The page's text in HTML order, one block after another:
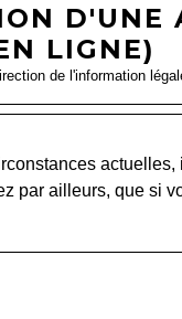
D'UNE
LIGNE)
de l'information
par ailleurs, que si